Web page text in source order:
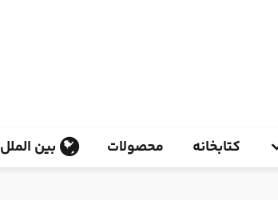
کتابخانه محصولات بین الملل